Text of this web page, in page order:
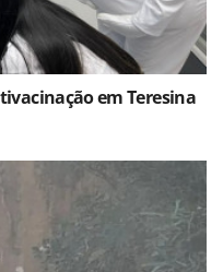
em Teresina